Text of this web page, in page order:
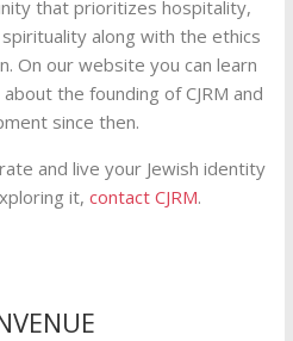
that prioritizes hospitality,
along with the ethics
On our website you can learn
the founding of CJRM and
since then.
and live your Jewish identity
it,contact CJRM.